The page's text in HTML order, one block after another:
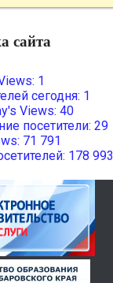
сайта
1
сегодня: 1
Views: 40
посетители: 29
71 791
178 993